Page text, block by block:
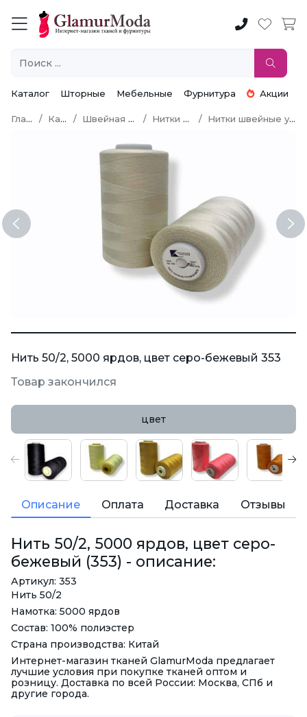
Каталог Шторные Мебельные Фурнитура Акции
Главная Каталог Швейная фурнитура Нитки швейные Нитки швейные универсальные
Previous
Нить 50/2, 5000 ярдов, цвет серо-бежевый 353
Товар закончился
цвет
Описание Оплата Доставка Отзывы
Нить 50/2, 5000 ярдов, цвет серо-
бежевый (353) - описание:
Артикул: 353
Нить 50/2
Намотка: 5000 ярдов
Состав: 100% полиэстер
Страна производства: Китай
Интернет-магазин тканей GlamurModa предлагает
лучшие условия при покупке тканей оптом и
розницу. Доставка по всей России: Москва, СПб и
другие города.